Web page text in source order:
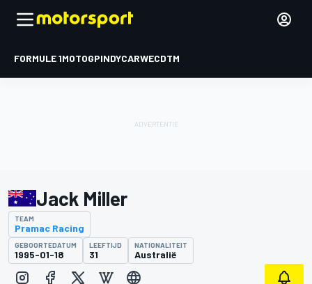
FORMULE 1MOTOGPINDYCARWECDTM
Jack Miller
TEAM
Pramac Racing
GEBOORTEDATUM
1995-01-18
LEEFTIJD
31
NATIONALITEIT
Australië